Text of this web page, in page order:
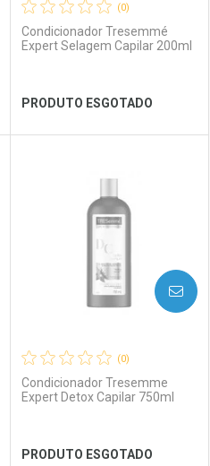
Ver Desconto Convênio
(0)
Condicionador Tresemmé
Expert Selagem Capilar 200ml
PRODUTO ESGOTADO
Laboratório
Ver Desconto Convênio
Por Menos
(0)
Condicionador Tresemme
Expert Detox Capilar 750ml
PRODUTO ESGOTADO
AVISE-ME